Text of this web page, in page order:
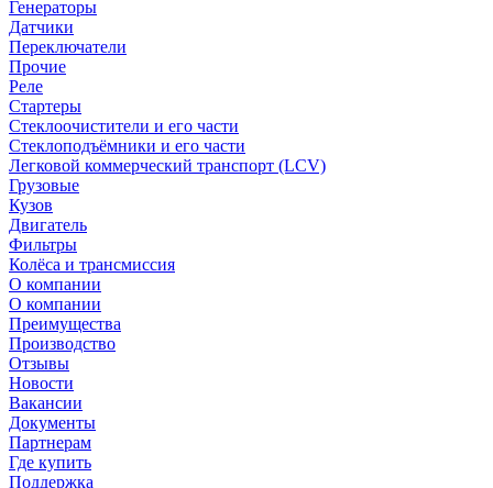
Генераторы
Датчики
Переключатели
Прочие
Реле
Стартеры
Стеклоочистители и его части
Стеклоподъёмники и его части
Легковой коммерческий транспорт (LCV)
Грузовые
Кузов
Двигатель
Фильтры
Колёса и трансмиссия
О компании
О компании
Преимущества
Производство
Отзывы
Новости
Вакансии
Документы
Партнерам
Где купить
Поддержка